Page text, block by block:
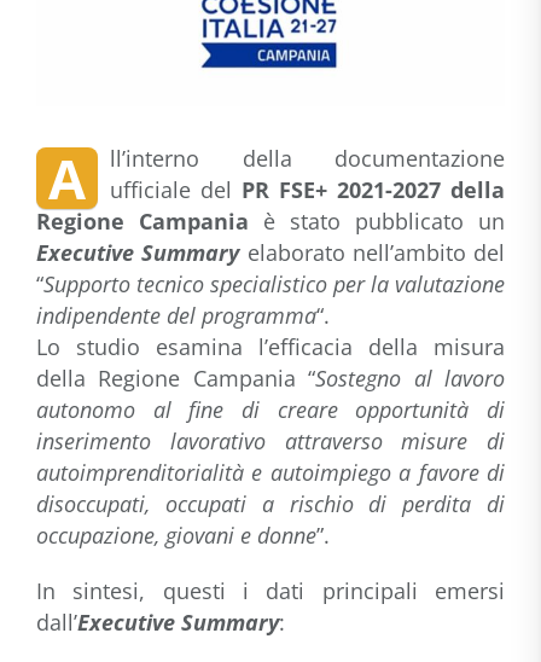
A
ll’interno della documentazione
ufficiale del PR FSE+ 2021-2027 della
Regione Campania è stato pubblicato un
Executive Summaryelaborato nell’ambito del
“Supporto tecnico specialistico per la valutazione
indipendente del programma“.
Lo studio esamina l’efficacia della misura
della Regione Campania “Sostegno al lavoro
autonomo al fine di creare opportunità di
inserimento lavorativo attraverso misure di
autoimprenditorialità e autoimpiego a favore di
disoccupati, occupati a rischio di perdita di
occupazione, giovani e donne”.
In sintesi, questi i dati principali emersi
dall’Executive Summary: